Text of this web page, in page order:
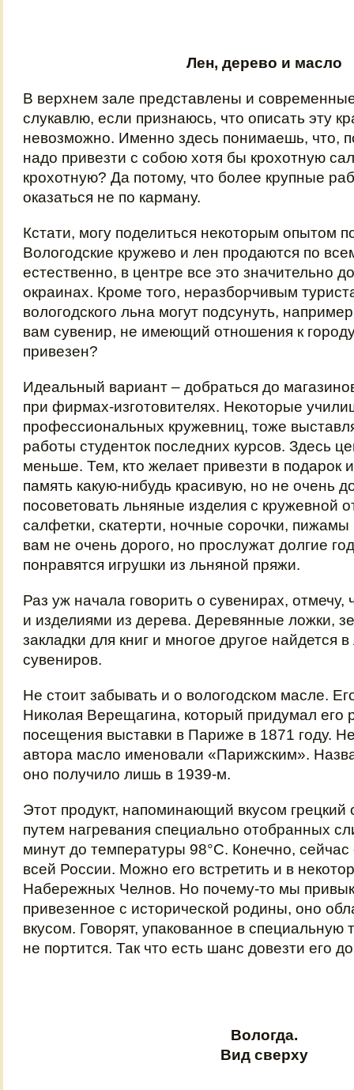
Лен, дерево и масло
В верхнем зале представлены и
слукавлю, если признаюсь, что описать эту
невозможно. Именно здесь понимаешь, что,
надо привезти с собою хотя бы крохотную
крохотную? Да потому, что более крупные
оказаться не по карману.
Кстати, могу поделиться некоторым опытом
Вологодские кружево и лен продаются по
естественно, в центре все это значительно
окраинах. Кроме того, неразборчивым
вологодского льна могут подсунуть,
вам сувенир, не имеющий отношения к
привезен?
Идеальный вариант – добраться до
при фирмах-изготовителях. Некоторые
профессиональных кружевниц, тоже
работы студенток последних курсов. Здесь
меньше. Тем, кто желает привезти в подарок
память какую-нибудь красивую, но не очень
посоветовать льняные изделия с кружевной
салфетки, скатерти, ночные сорочки, пижамы
вам не очень дорого, но прослужат долгие
понравятся игрушки из льняной пряжи.
Раз уж начала говорить о сувенирах, отмечу,
и изделиями из дерева. Деревянные ложки,
закладки для книг и многое другое найдется
сувениров.
Не стоит забывать и о вологодском масле.
Николая Верещагина, который придумал его
посещения выставки в Париже в 1871 году.
автора масло именовали «Парижским».
оно получило лишь в 1939-м.
Этот продукт, напоминающий вкусом грецкий
путем нагревания специально отобранных
минут до температуры 98°C. Конечно, сейчас
всей России. Можно его встретить и в
Набережных Челнов. Но почему-то мы
привезенное с исторической родины, оно
вкусом. Говорят, упакованное в специальную
не портится. Так что есть шанс довезти его
Вологда.
Вид сверху